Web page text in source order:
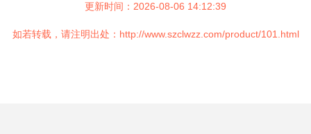
更新时间：2026-08-06 14:12:39
如若转载，请注明出处：http://www.szclwzz.com/product/101.html